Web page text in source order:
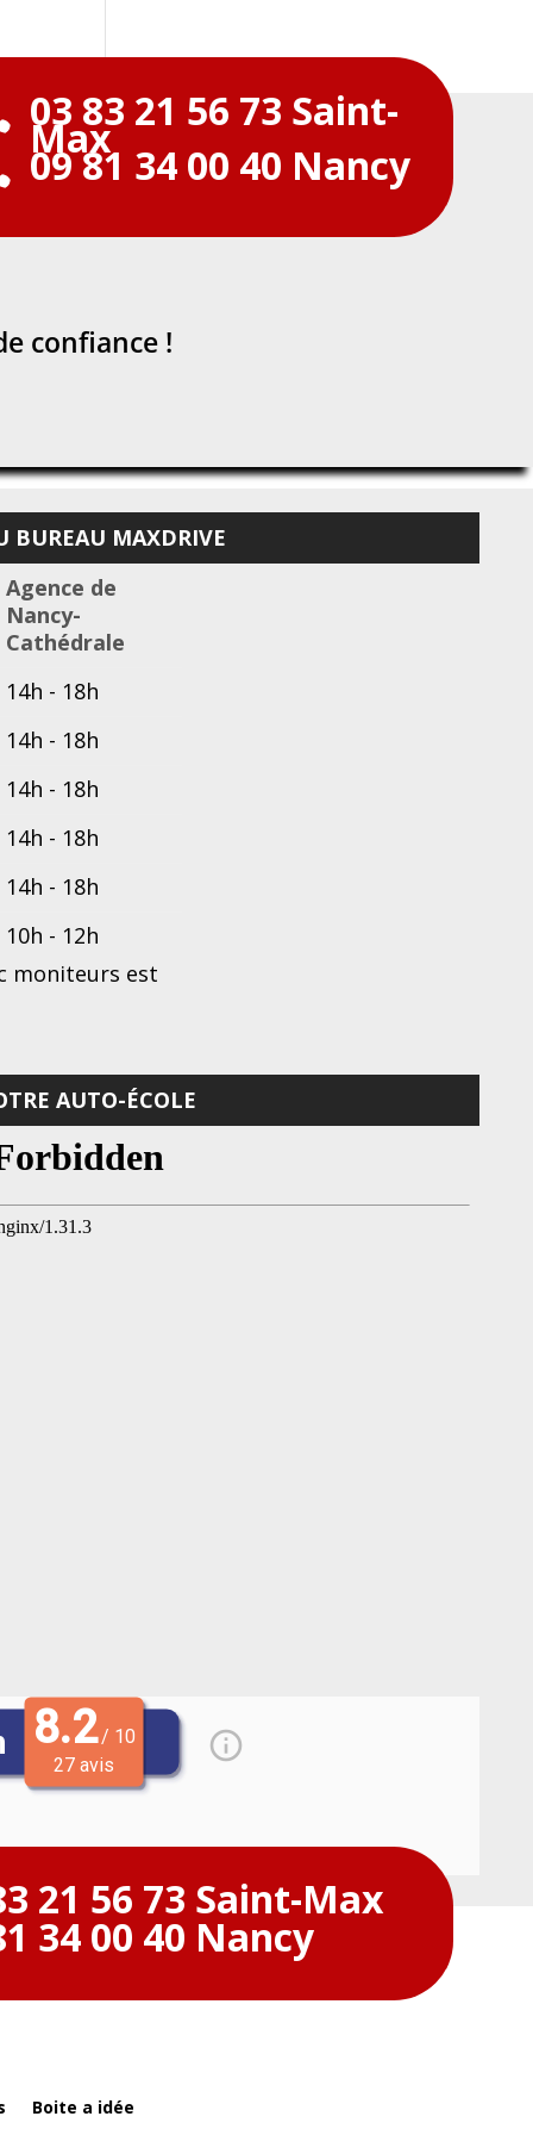
03 83 21 56 73 Saint-
Max
09 81 34 00 40 Nancy
confiance !
BUREAU MAXDRIVE
Agence de
Nancy-
Cathédrale
14h - 18h
14h - 18h
14h - 18h
14h - 18h
14h - 18h
10h - 12h
moniteurs est
AUTO-ÉCOLE
21 56 73 Saint-Max
34 00 40 Nancy
Boite a idée